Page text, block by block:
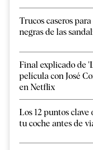
Trucos caseros
negras de las
Final explicado de
película con José
en Netflix
Los 12 puntos clave
tu coche antes de